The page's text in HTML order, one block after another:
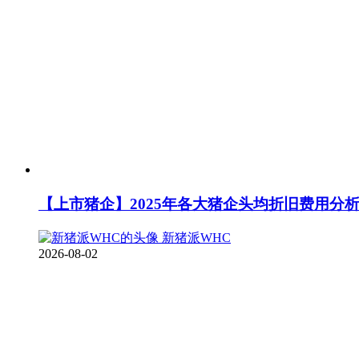
【上市猪企】2025年各大猪企头均折旧费用分析
新猪派WHC
2026-08-02